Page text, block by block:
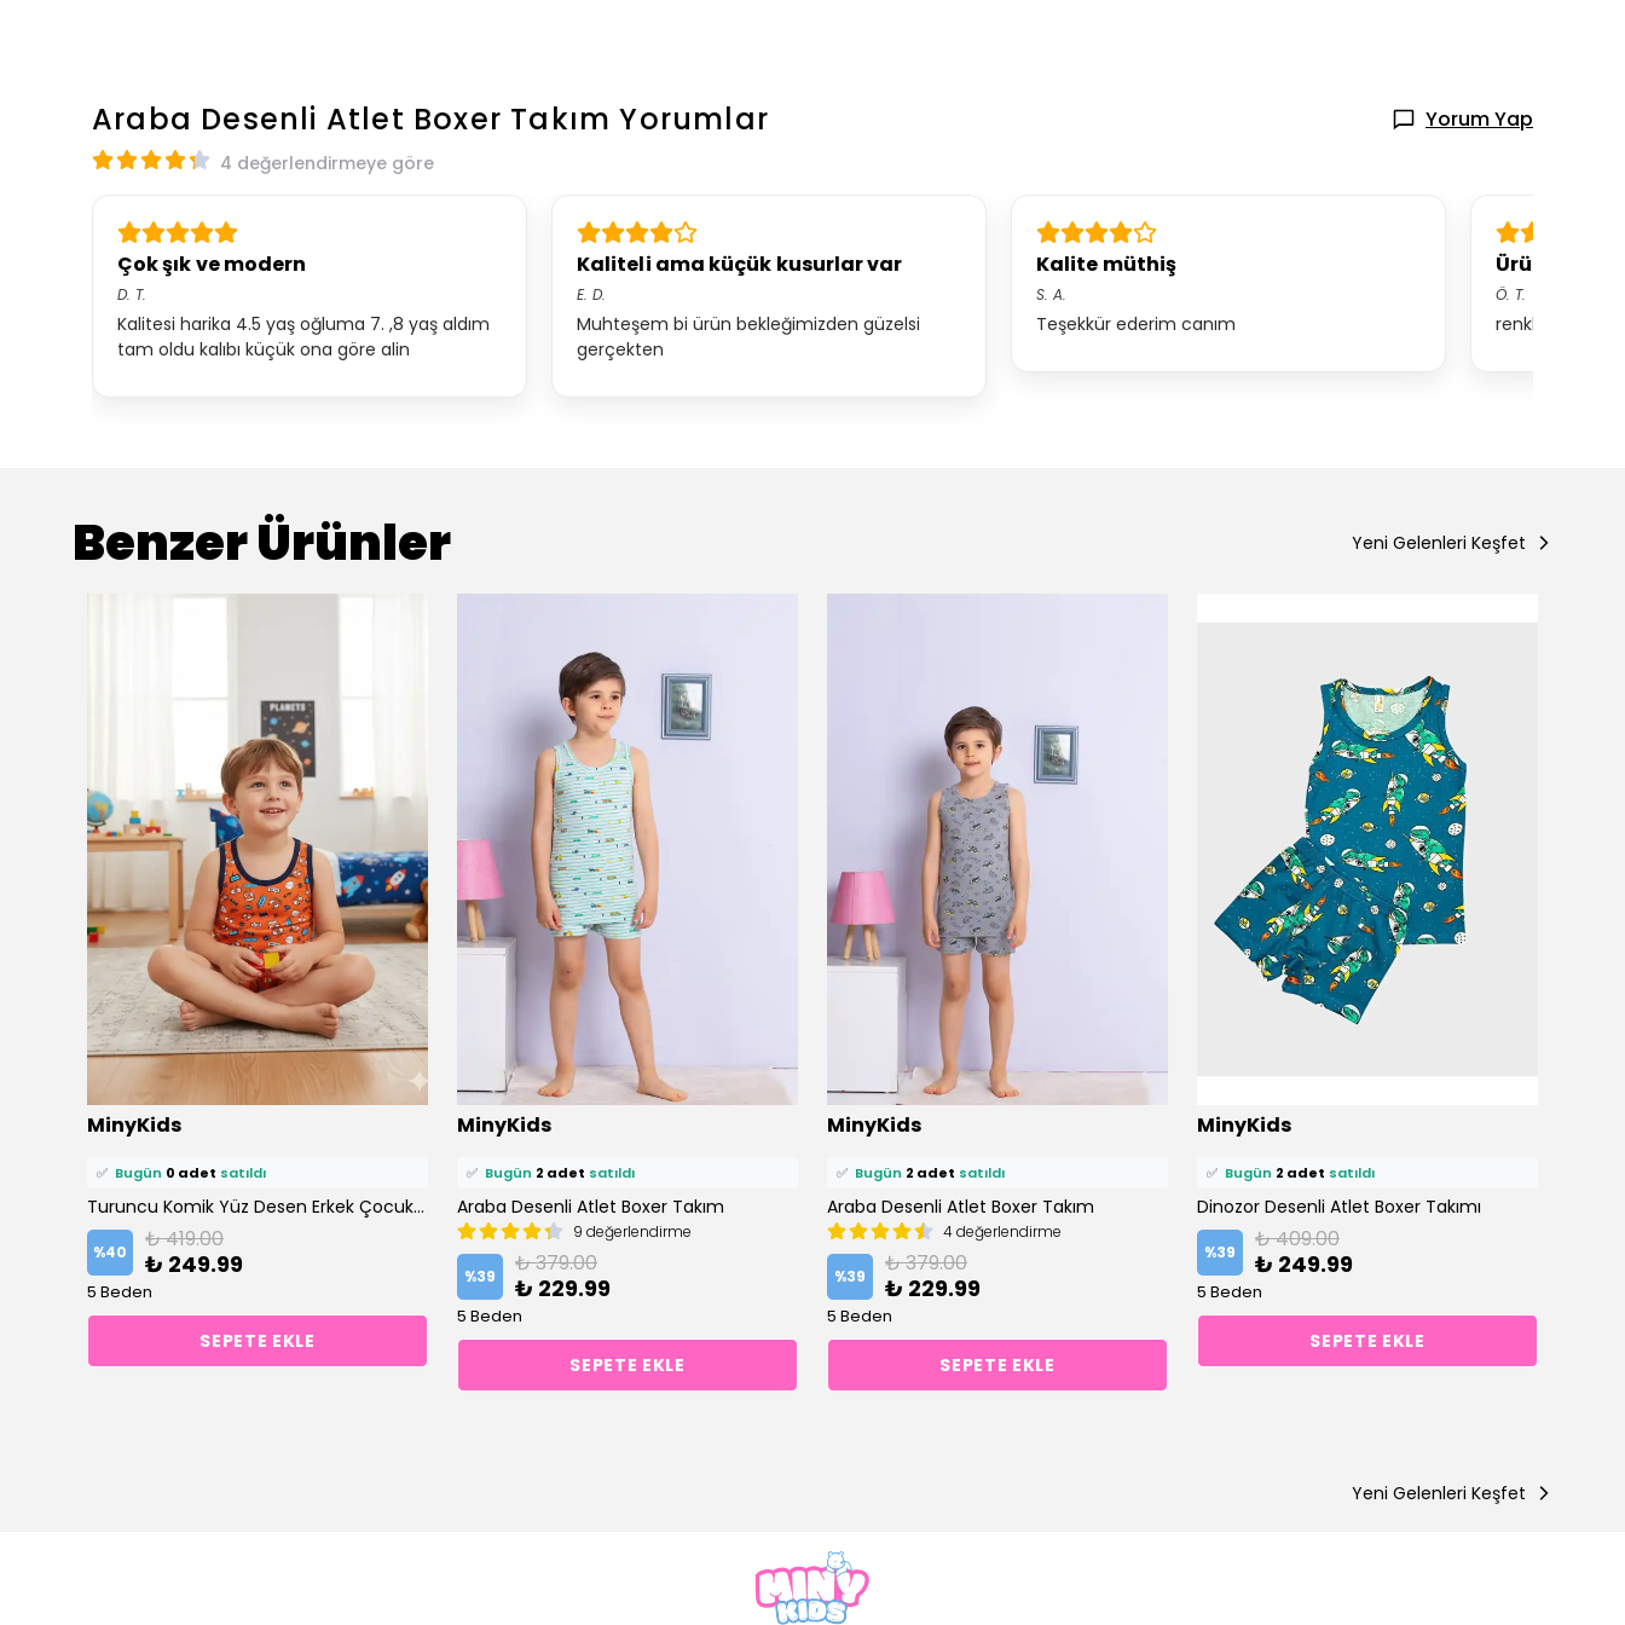
Araba Desenli Atlet Boxer Takım Yorumlar Yorum Yap
4 değerlendirmeye göre
Çok şık ve modern
D. T.
Kalitesi harika 4.5 yaş oğluma 7. ,8 yaş aldım
tam oldu kalıbı küçük ona göre alin
Kaliteli ama küçük kusurlar var
E. D.
Muhteşem bi ürün bekleğimizden güzelsi
gerçekten
Kalite müthiş
S. A.
Teşekkür ederim canım
Ürünü çok
Ö. T.
renkler çok
Benzer Ürünler Yeni Gelenleri Keşfet
MinyKids
⭐️ Bu ürünü6 kişifavoriledi!
3 kişi
✅ Bugün 0 adet satıldı
Turuncu Komik Yüz Desen Erkek Çocuk Atlet Boxer Takım
%40 ₺ 419.00
₺ 249.99
5 Beden
SEPETE EKLE
MinyKids
Bu ürünü5 kişifavoriledi!
3 kişi
✅ Bugün 2 adet satıldı
Araba Desenli Atlet Boxer Takım
9 değerlendirme
%39 ₺ 379.00
₺ 229.99
5 Beden
SEPETE EKLE
MinyKids
⭐️ Bu ürünü5 kişifavoriledi!
3 kişi
✅ Bugün 2 adet satıldı
Araba Desenli Atlet Boxer Takım
4 değerlendirme
%39 ₺ 379.00
₺ 229.99
5 Beden
SEPETE EKLE
MinyKids
3 kişi
✅ Bugün 2 adet satıldı
Dinozor Desenli Atlet Boxer Takımı
%39 ₺ 409.00
₺ 249.99
5 Beden
SEPETE EKLE
Yeni Gelenleri Keşfet